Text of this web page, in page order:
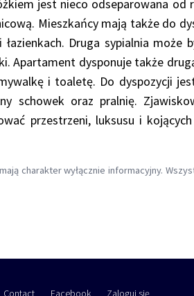
jest nieco odseparowana od
Mieszkańcy mają także do
Druga sypialnia może
Apartament dysponuje także
i toaletę. Do dyspozycji
schowek oraz pralnię.
przestrzeni, luksusu i
charakter wyłącznie informacyjny.
Contact Facebook Zaloguj się